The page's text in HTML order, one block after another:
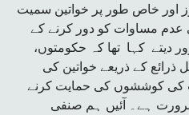
اور خاص طور پر خواتین سمیت
مساوات کو دور کرنے کے
زور دیتے کہا تھا کہ حکومتوں،
ذرائع کے ذریعے خواتین کی
کی کوششوں کی حمایت کرنے
ہے۔ آئیں ہم صنفی